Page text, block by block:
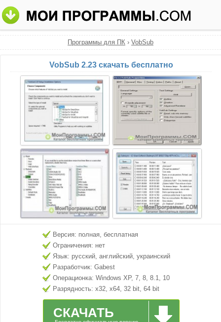
Программы для ПК › VobSub
VobSub 2.23 скачать бесплатно
Версия: полная, бесплатная
Ограничения: нет
Язык: русский, английский, украинский
Разработчик: Gabest
Операционка: Windows XP, 7, 8, 8.1, 10
Разрядность: x32, x64, 32 bit, 64 bit
СКАЧАТЬ